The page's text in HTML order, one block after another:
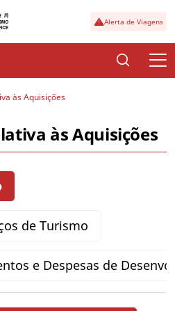
Alerta de Viagens
às Aquisições
às Aquisições
de Turismo
e Despesas de